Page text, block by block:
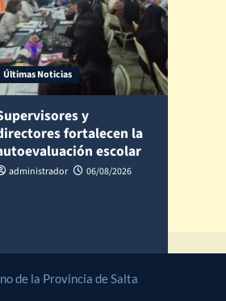
Últimas Noticias
y
fortalecen la
escolar
administrador 06/08/2026
de la Provincia de Salta|